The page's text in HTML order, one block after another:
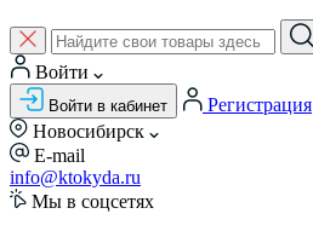
Войти
Войти в кабинет
Регистрация
Новосибирск
E-mail
info@ktokyda.ru
Мы в соцсетях